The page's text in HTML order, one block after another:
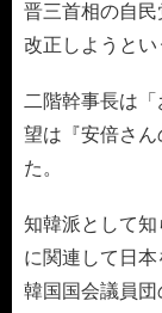
晋三首相の自
改正しようとい
二階幹事長は
望は『安倍さ
た。
知韓派として
に関連して日本
韓国国会議員